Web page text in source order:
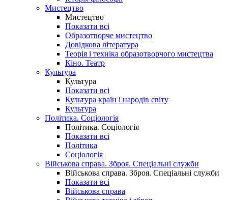
Мистецтво
Мистецтво
Показати всі
Образотворче мистецтво
Довідкова література
Теорія і техніка образотворчого мистецтва
Кіно. Театр
Культура
Культура
Показати всі
Культура країн і народів світу
Культура
Політика. Соціологія
Політика. Соціологія
Показати всі
Політика
Соціологія
Військова справа. Зброя. Спеціальні служби
Військова справа. Зброя. Спеціальні служби
Показати всі
Військова справа